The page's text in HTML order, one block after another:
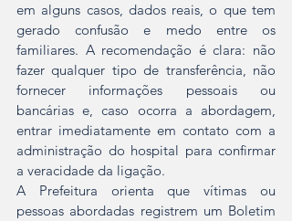
em alguns casos, dados reais, o que tem
gerado confusão e medo entre os
familiares. A recomendação é clara: não
fazer qualquer tipo de transferência, não
fornecer informações pessoais ou
bancárias e, caso ocorra a abordagem,
entrar imediatamente em contato com a
administração do hospital para confirmar
a veracidade da ligação.
A Prefeitura orienta que vítimas ou
pessoas abordadas registrem um Boletim